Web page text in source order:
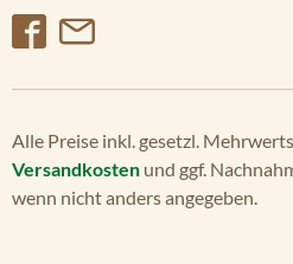
Alle Preise inkl. gesetzl.
Versandkosten und ggf.
wenn nicht anders angegeben.